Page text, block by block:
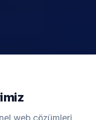
web çözümleri